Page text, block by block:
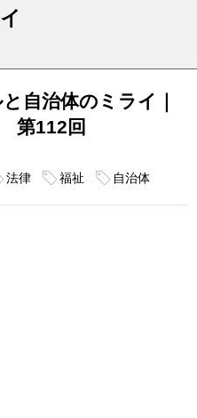
自治体のミライ｜
第112回
法律 福祉 自治体